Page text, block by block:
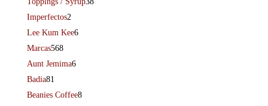
Imperfectos2
Lee Kum Kee6
Marcas568
Aunt Jemima6
Badia81
Beanies Coffee8